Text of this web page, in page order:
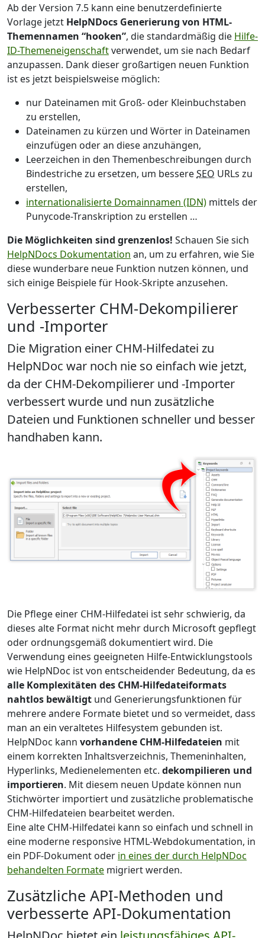
Ab der Version 7.5 kann eine benutzerdefinierte
Vorlage jetzt HelpNDocs Generierung von HTML-
Themennamen “hooken”, die standardmäßig die Hilfe-
ID-Themeneigenschaftverwendet, um sie nach Bedarf
anzupassen. Dank dieser großartigen neuen Funktion
ist es jetzt beispielsweise möglich:
nur Dateinamen mit Groß- oder Kleinbuchstaben
zu erstellen,
Dateinamen zu kürzen und Wörter in Dateinamen
einzufügen oder an diese anzuhängen,
Leerzeichen in den Themenbeschreibungen durch
Bindestriche zu ersetzen, um bessereSEO URLs zu
erstellen,
internationalisierte Domainnamen (IDN) mittels der
Punycode-Transkription zu erstellen …
Die Möglichkeiten sind grenzenlos! Schauen Sie sich
HelpNDocs Dokumentation an, um zu erfahren, wie Sie
diese wunderbare neue Funktion nutzen können, und
sich einige Beispiele für Hook-Skripte anzusehen.
Verbesserter CHM-Dekompilierer
und -Importer
Die Migration einer CHM-Hilfedatei zu
HelpNDoc war noch nie so einfach wie jetzt,
da der CHM-Dekompilierer und -Importer
verbessert wurde und nun zusätzliche
Dateien und Funktionen schneller und besser
handhaben kann.
Die Pflege einer CHM-Hilfedatei ist sehr schwierig, da
dieses alte Format nicht mehr durch Microsoft gepflegt
oder ordnungsgemäß dokumentiert wird. Die
Verwendung eines geeigneten Hilfe-Entwicklungstools
wie HelpNDoc ist von entscheidender Bedeutung, da es
alle Komplexitäten des CHM-Hilfedateiformats
nahtlos bewältigt und Generierungsfunktionen für
mehrere andere Formate bietet und so vermeidet, dass
man an ein veraltetes Hilfesystem gebunden ist.
HelpNDoc kann vorhandene CHM-Hilfedateien mit
einem korrekten Inhaltsverzeichnis, Themeninhalten,
Hyperlinks, Medienelementen etc. dekompilieren und
importieren. Mit diesem neuen Update können nun
Stichwörter importiert und zusätzliche problematische
CHM-Hilfedateien bearbeitet werden.
Eine alte CHM-Hilfedatei kann so einfach und schnell in
eine moderne responsive HTML-Webdokumentation, in
ein PDF-Dokument oder in eines der durch HelpNDoc
behandelten Formate migriert werden.
Zusätzliche API-Methoden und
verbesserte API-Dokumentation